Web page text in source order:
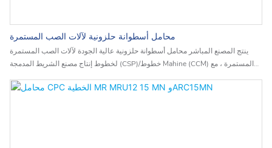
محامل أسطوانة حلزونية لآلات الصب المستمرة
ينتج المصنع المباشر محامل أسطوانة حلزونية عالية الجودة لآلات الصب المستمرة
لخطوط إنتاج مصنع الشريط المدمجة (CSP)/خطوط Mahine (CCM) المستمرة ، مع